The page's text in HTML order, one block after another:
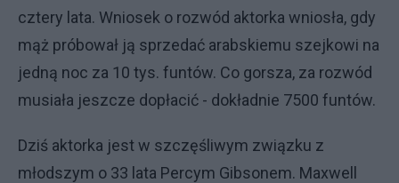
cztery lata. Wniosek o rozwód aktorka wniosła, gdy
mąż próbował ją sprzedać arabskiemu szejkowi na
jedną noc za 10 tys. funtów. Co gorsza, za rozwód
musiała jeszcze dopłacić - dokładnie 7500 funtów.
Dziś aktorka jest w szczęśliwym związku z
młodszym o 33 lata Percym Gibsonem. Maxwell